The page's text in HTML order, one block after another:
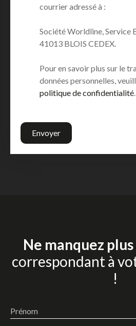
courrier adressé à :
Société Worldline, Service
41013 BLOIS CEDEX.
Pour en savoir plus sur le
données personnelles,
politique de confidentialité.
Envoyer
Ne manquez
correspondant à
!
Prénom